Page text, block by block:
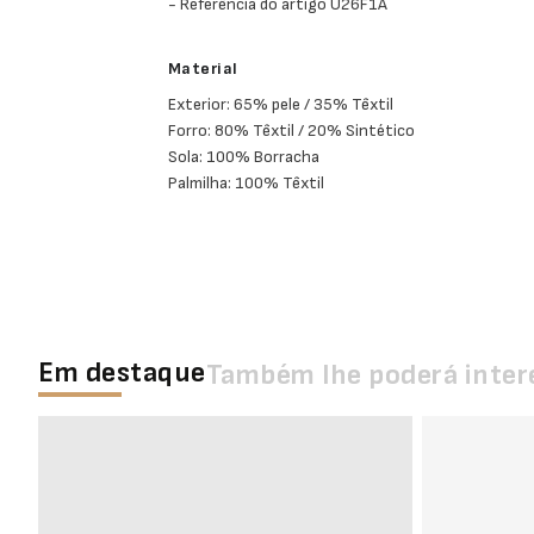
Material
Exterior: 65% pele / 35% Têxtil
Forro: 80% Têxtil / 20% Sintético
Sola: 100% Borracha
Palmilha: 100% Têxtil
Em destaqueTambém lhe poderá